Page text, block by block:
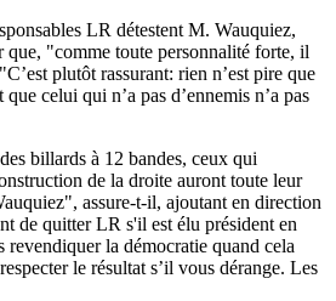
LR détestent M. Wauquiez,
"comme toute personnalité forte, il
plutôt rassurant: rien n’est pire que
celui qui n’a pas d’ennemis n’a pas
billards à 12 bandes, ceux qui
de la droite auront toute leur
assure-t-il, ajoutant en direction
de quitter LR s'il est élu président en
revendiquer la démocratie quand cela
le résultat s’il vous dérange. Les